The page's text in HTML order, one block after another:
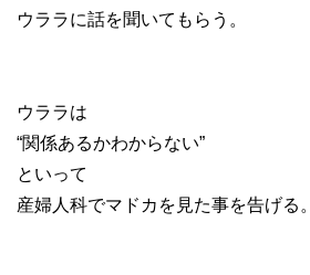
ウララに話を聞いてもらう。
ウララは
“関係あるかわからない”
といって
産婦人科でマドカを見た事を告げる。